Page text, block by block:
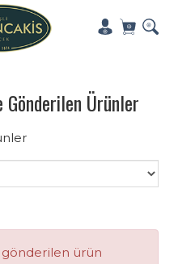
Ürünler
ürün